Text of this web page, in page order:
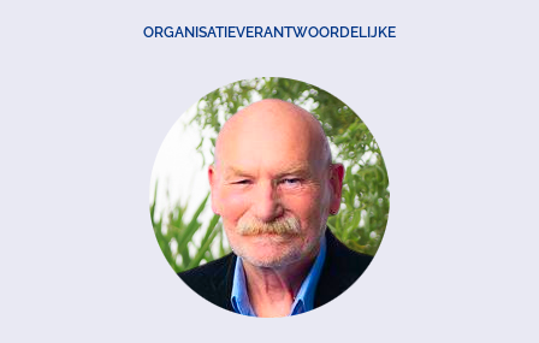
ORGANISATIEVERANTWOORDELIJKE